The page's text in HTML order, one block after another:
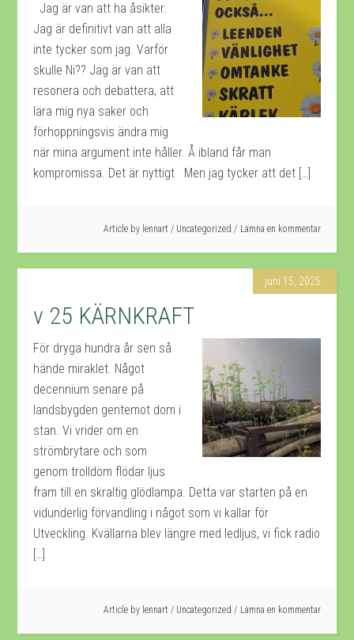
Jag är van att ha åsikter.
Jag är definitivt van att alla
inte tycker som jag. Varför
skulle Ni?? Jag är van att
resonera och debattera, att
lära mig nya saker och
förhoppningsvis ändra mig
när mina argument inte håller. Å ibland får man
kompromissa. Det är nyttigt Men jag tycker att det […]
Article by lennart / Uncategorized Lämna en kommentar
juni 15, 2025
v 25 KÄRNKRAFT
För dryga hundra år sen så
hände miraklet. Något
decennium senare på
landsbygden gentemot dom i
stan. Vi vrider om en
strömbrytare och som
genom trolldom flödar ljus
fram till en skraltig glödlampa. Detta var starten på en
vidunderlig förvandling i något som vi kallar för
Utveckling. Kvällarna blev längre med ledljus, vi fick radio
[…]
Article by lennart / Uncategorized Lämna en kommentar